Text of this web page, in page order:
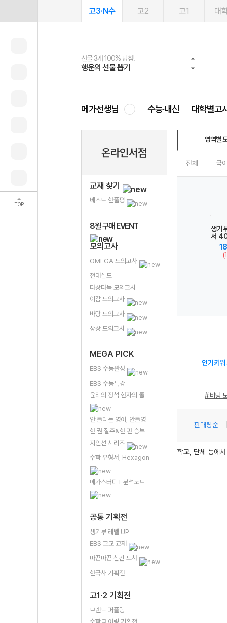
TOP
고3·N수 고2 고1 대
선물 3개 100% 당첨!
행운의 선물 뽑기
선물 100% 증정!
메가스터디 X 올리브
여름방학 스터디 캐시백
메가런 썸머스쿨
2027 러셀 단과
강사 공개선발
스마트러닝앱
설문 EVENT
메가패스
3일 무료 체험권
메가패스 수강생 무료혜택!
메가클럽 멤버십
사회공헌 캠페인
희망이룸 메가나눔
메가선생님 수능·내신 대학별고
온라인서점
교재 찾기
베스트 한줄평
8월 구매 EVENT
모의고사
OMEGA 모의고사
전대실모
다상다독 모의고사
이감 모의고사
바탕 모의고사
상상 모의고사
MEGA PICK
EBS 수능완성
EBS 수능특강
윤리의 정석 현자의 돌
안 틀리는 영어, 안틀영
한 권 질주&한 판 승부
지인선 시리즈
수학 유형서, Hexagon
메가스터디 E분석노트
공통 기획전
생기부 레벨 UP
EBS 고교 교재
따끈따끈 신간 도서
한국사 기획전
고1·2 기획전
브랜드 퍼즐링
영역별
전체 국
합격 생기부 절대
원칙, 탐구력
(2026년용)
18,900원
생기
서
인기키
# 바탕
판매량순
학교, 단체 등에